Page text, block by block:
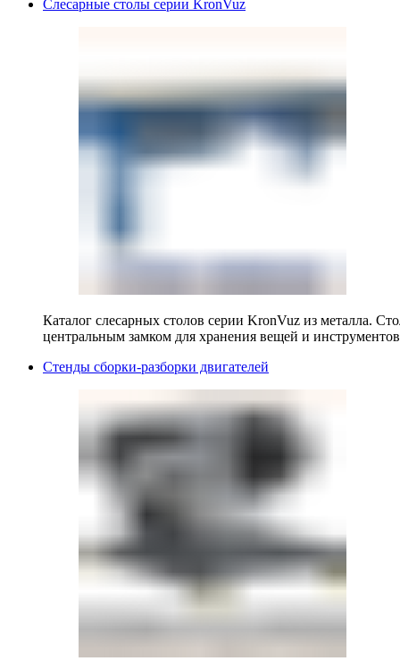
Слесарные столы серии KronVuz
Каталог слесарных столов серии KronVuz из металла.
центральным замком для хранения вещей и
Стенды сборки-разборки двигателей